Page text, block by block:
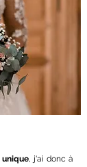
unique, j'ai donc à